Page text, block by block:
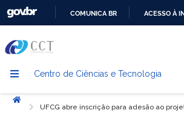
CONTEÚDO
COMUNICA BR ACESSO À
Centro de Ciências e Tecnologia
Início
UFCG abre inscrição para adesão ao